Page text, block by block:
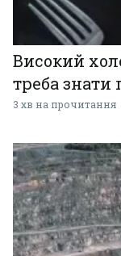
Високий
треба
3 хв на прочитання